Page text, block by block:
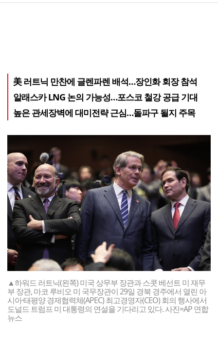
美 러트닉 만찬에 글렌파렌 배석…장인화 회장 참석
알래스카 LNG 논의 가능성…포스코 철강 공급 기대
높은 관세장벽에 대미전략 근심…돌파구 될지 주목
▲하워드 러트닉(왼쪽) 미국 상무부 장관과 스콧 베선트 미 재무
부 장관, 마코 루비오 미 국무장관이 29일 경북 경주에서 열린 아
시아·태평양 경제협력체(APEC) 최고경영자(CEO) 회의 행사에서
도널드 트럼프 미 대통령의 연설을 기다리고 있다. 사진=AP 연합
뉴스